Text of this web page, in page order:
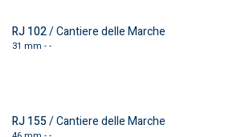
RJ 102/ Cantiere delle Marche
31 mm - -
RJ 155/ Cantiere delle Marche